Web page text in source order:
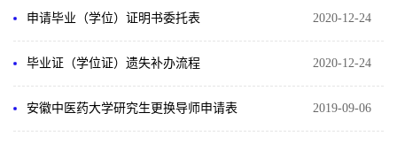
2020-12-24
申请毕业（学位）证明书委托表
2020-12-24
毕业证（学位证）遗失补办流程
2019-09-06
安徽中医药大学研究生更换导师申请表